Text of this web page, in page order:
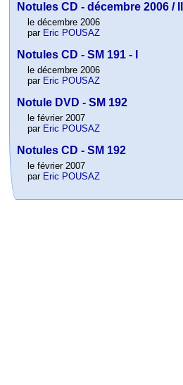
Notules CD - décembre 2006 / II
le décembre 2006
par Eric POUSAZ
Notules CD - SM 191 - I
le décembre 2006
par Eric POUSAZ
Notule DVD - SM 192
le février 2007
par Eric POUSAZ
Notules CD - SM 192
le février 2007
par Eric POUSAZ